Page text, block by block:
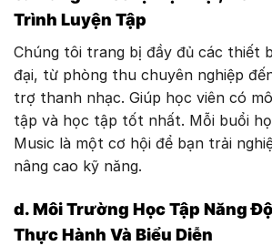
Trình Luyện Tập
Chúng tôi trang bị đầy đủ các thiết
đại, từ phòng thu chuyên nghiệp
trợ thanh nhạc. Giúp học viên có
tập và học tập tốt nhất. Mỗi buổi
Music là một cơ hội để bạn trải
nâng cao kỹ năng.
d. Môi Trường Học Tập Năng
Thực Hành Và Biểu Diễn